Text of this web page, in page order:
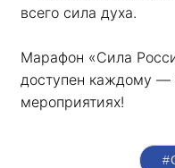
всего сила духа.
Марафон «Сила
доступен каждому
мероприятиях!